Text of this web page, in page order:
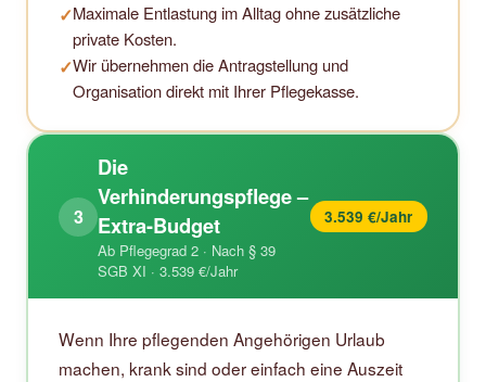
✓Maximale Entlastung im Alltag ohne zusätzliche
private Kosten.
✓Wir übernehmen die Antragstellung und
Organisation direkt mit Ihrer Pflegekasse.
3
Die
Verhinderungspflege –
Extra-Budget
Ab Pflegegrad 2 · Nach § 39
SGB XI · 3.539 €/Jahr
3.539 €/Jahr
Wenn Ihre pflegenden Angehörigen Urlaub
machen, krank sind oder einfach eine Auszeit